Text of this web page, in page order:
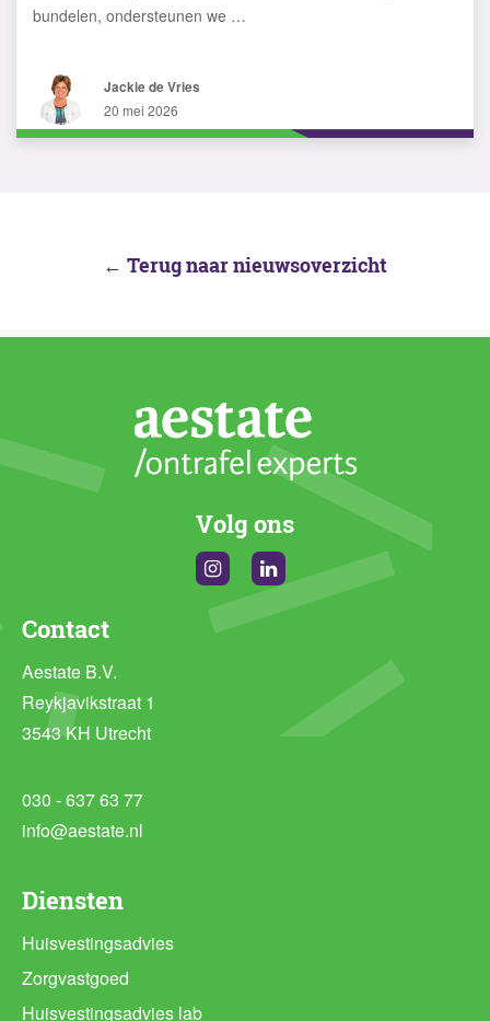
bundelen, ondersteunen we …
Jackie de Vries
20 mei 2026
← Terug naar nieuwsoverzicht
Volg ons
InstagramLinkedin
Diensten
Huisvestingsadvies
Zorgvastgoed
Huisvestingsadvies lab
Contact
Aestate B.V.
Reykjavikstraat 1
3543 KH Utrecht
030 - 637 63 77
info@aestate.nl